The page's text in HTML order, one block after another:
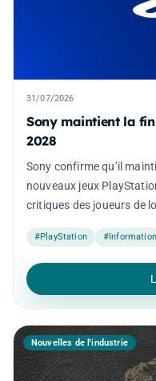
31/07/2026
Sony maintient la
2028
Sony confirme qu’il
nouveaux jeux
critiques des joueurs de
#PlayStation #Information
Nouvelles de l'industrie